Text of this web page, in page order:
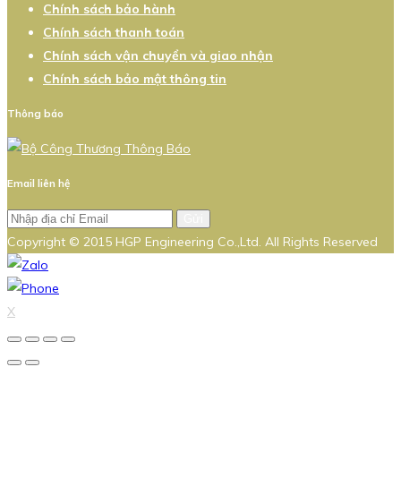
Chính sách bảo hành
Chính sách thanh toán
Chính sách vận chuyển và giao nhận
Chính sách bảo mật thông tin
Thông báo
Email liên hệ
Copyright © 2015 HGP Engineering Co.,Ltd. All Rights Reserved
X